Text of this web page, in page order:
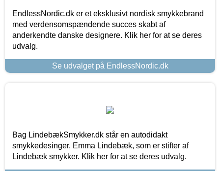
EndlessNordic.dk er et eksklusivt nordisk smykkebrand
med verdensomspændende succes skabt af
anderkendte danske designere. Klik her for at se deres
udvalg.
Se udvalget på EndlessNordic.dk
Bag LindebækSmykker.dk står en autodidakt
smykkedesinger, Emma Lindebæk, som er stifter af
Lindebæk smykker. Klik her for at se deres udvalg.